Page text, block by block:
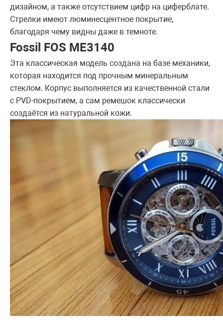
дизайном, а также отсутствием цифр на циферблате.
Стрелки имеют люминесцентное покрытие,
благодаря чему видны даже в темноте.
Fossil FOS ME3140
Эта классическая модель создана на базе механики,
которая находится под прочным минеральным
стеклом. Корпус выполняется из качественной стали
с PVD-покрытием, а сам ремешок классически
создаётся из натуральной кожи.